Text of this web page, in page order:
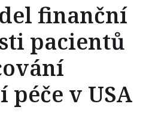
finanční
pacientů
v USA